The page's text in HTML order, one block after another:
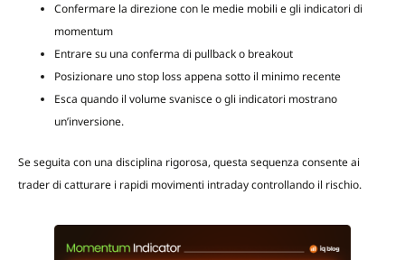
Confermare la direzione con le medie mobili e gli indicatori di
momentum
Entrare su una conferma di pullback o breakout
Posizionare uno stop loss appena sotto il minimo recente
Esca quando il volume svanisce o gli indicatori mostrano
un’inversione.
Se seguita con una disciplina rigorosa, questa sequenza consente ai
trader di catturare i rapidi movimenti intraday controllando il rischio.